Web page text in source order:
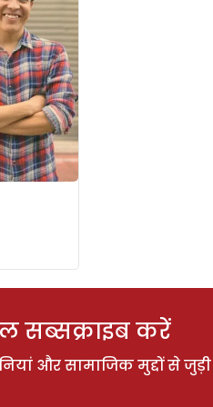
सब्सक्राइब करें
और सामाजिक मुद्दों से